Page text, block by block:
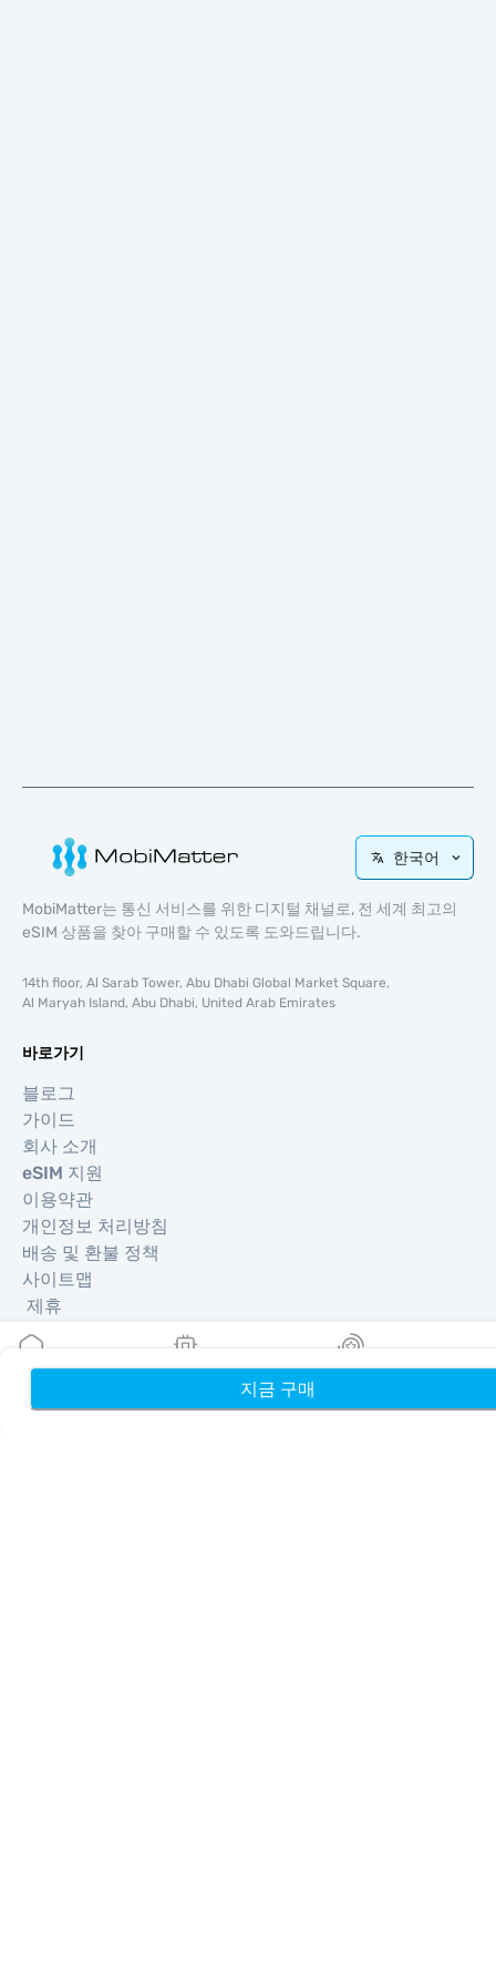
지금 구매
한국어
MobiMatter는 통신 서비스를 위한 디지털 채널로, 전 세계 최고의
eSIM 상품을 찾아 구매할 수 있도록 도와드립니다.
14th floor, Al Sarab Tower, Abu Dhabi Global Market Square,
Al Maryah Island, Abu Dhabi, United Arab Emirates
바로가기
블로그
가이드
회사 소개
eSIM 지원
이용약관
개인정보 처리방침
배송 및 환불 정책
사이트맵
제휴
여행지
파트너 되기